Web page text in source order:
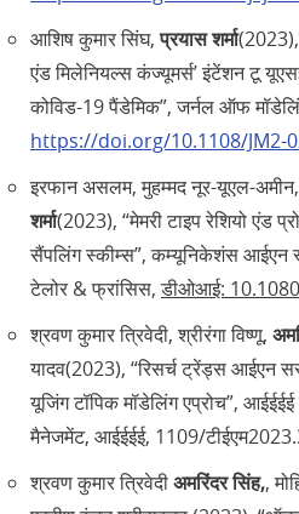
आशिष कुमार सिंघ,प्रयास शर्मा
एंड मिलेनियल्स कंज्यूमर्स’ इंटेंशन टू
कोविड-19 पैंडेमिक”, जर्नल ऑफ
https://doi.org/10.1108/JM2-
इरफान असलम, मुहम्मद नूर-यूएल-
शर्मा(2023), “मेमरी टाइप रेशियो एंड
सैंपलिंग स्कीम्स”, कम्यूनिकेशंस आईएन
टेलोर & फ्रांसिस,डीओआई:
श्रवण कुमार त्रिवेदी, श्रीरंगा विष्णू,
यादव(2023), “रिसर्च ट्रेंड्स आईएन
यूजिंग टॉपिक मॉडेलिंग एप्रोच”,
मैनेजमेंट, आईईईई, 1109/
श्रवण कुमार त्रिवेदीअमरिंदर सिंह,,